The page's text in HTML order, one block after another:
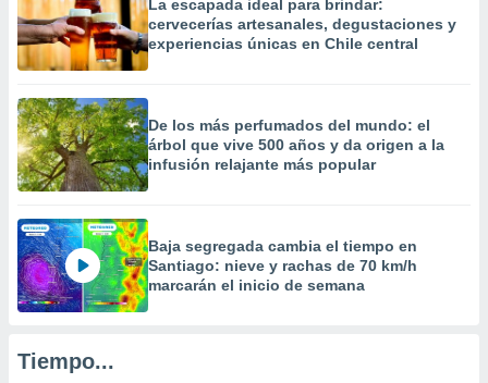
La escapada ideal para brindar:
cervecerías artesanales, degustaciones y
experiencias únicas en Chile central
De los más perfumados del mundo: el
árbol que vive 500 años y da origen a la
infusión relajante más popular
Baja segregada cambia el tiempo en
Santiago: nieve y rachas de 70 km/h
marcarán el inicio de semana
Tiempo...